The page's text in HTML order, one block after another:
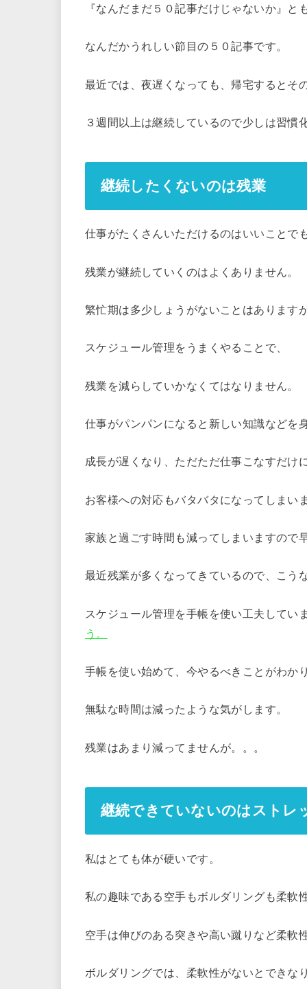
『なんだまだ５０記事だけじゃないか』と
なんだかうれしい節目の５０記事です。
最近では、夜遅くなっても、帰宅するとそ
３週間以上は継続しているので少しは習慣
継続したくないのは残業
仕事がたくさんいただけるのはいいことで
残業が継続していくのはよくありません。
繁忙期は多少しょうがないことはあります
スケジュール管理をうまくやることで、
残業を減らしていかなくてはなりません。
仕事がパンパンになると新しい知識などを
成長が遅くなり、ただただ仕事こなすだけ
お客様への対応もバタバタになってしまい
家族と過ごす時間も減ってしまいますので
最近残業が多くなってきているので、こう
スケジュール管理を手帳を使い工夫してい
う。
手帳を使い始めて、今やるべきことがわか
無駄な時間は減ったような気がします。
残業はあまり減ってませんが。。。
継続できていないのはストレ
私はとても体が硬いです。
私の趣味である空手もボルダリングも柔軟
空手は伸びのある突きや高い蹴りなど柔軟
ボルダリングでは、柔軟性がないとできな